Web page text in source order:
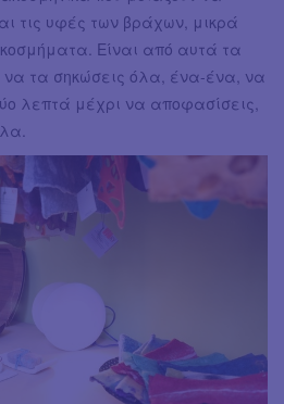
τις υφές των βράχων, μικρά
Είναι από αυτά τα
να τα σηκώσεις όλα, ένα-ένα, να
λεπτά μέχρι να αποφασίσεις,